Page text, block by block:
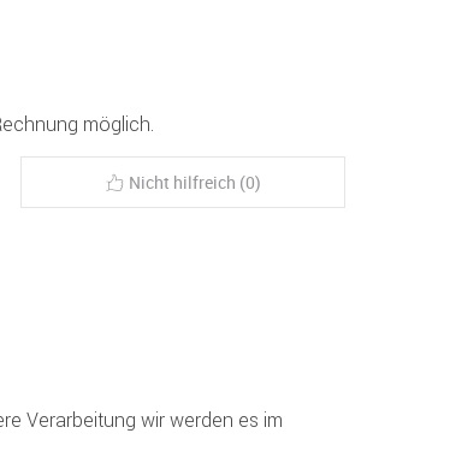
möglich.
Nicht hilfreich (0)
Verarbeitung wir werden es im